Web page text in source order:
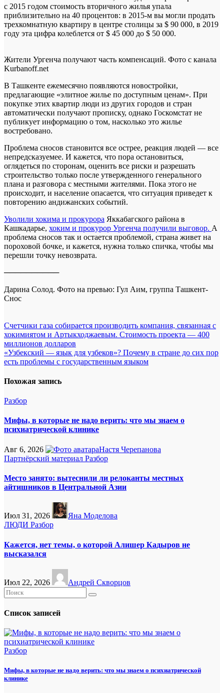
с 2015 годом стоимость вторичного жилья упала
приблизительно на 40 процентов: в 2015-м вы могли продать
трехкомнатную квартиру в центре столицы за $ 90 000, в 2019
году эта цифра колеблется от $ 45 000 до $ 50 000.
Жители Ургенча получают часть компенсаций. Фото с канала
Kurbanoff.net
В Ташкенте ежемесячно появляются новостройки,
предлагающие «элитное жилье по доступным ценам». При
покупке этих квартир люди из других городов и стран
автоматически получают прописку, однако Госкомстат не
публикует информацию о том, насколько это жилье
востребовано.
Проблема сносов становится все острее, реакция людей — все
непредсказуемее. И кажется, что пора остановиться,
оглядеться по сторонам, оценить все риски и разрешать
строительство только после утвержденного генерального
плана и разговора с местными жителями. Пока этого не
происходит, и население опасается, что ситуация приведет к
повторению андижанских событий.
Уволили хокима и прокурора Яккабагского района в
Кашкадарье, хоким и прокурор Ургенча получили выговор. А
проблема сносов так и остается проблемой, страна живет на
пороховой бочке, и кажется, нужна только спичка, чтобы мы
перешли точку невозврата.
──────────
Дарина Солод. Фото на превью: Гул Аим, группа Ташкент-
Снос
Навигация
по
записям
Счетчики газа собирается производить компания, связанная с
хокимиятом и Артыкходжаевым. Стоимость проекта — 400
миллионов долларов
«Узбекский — язык для узбеков»? Почему в стране до сих пор
есть проблемы с государственным языком
Похожая запись
Разбор
Мифы, в которые не надо верить: что мы знаем о
психиатрической клинике
Авг 6, 2026
Настя Черепанова
Партнёрский материал Разбор
Место занято: вытеснили ли релоканты местных
айтишников в Центральной Азии
Июл 31, 2026
Яна Моделова
ЛЮДИ Разбор
Кажется, нет темы, о которой Алишер Кадыров не
высказался
Июл 22, 2026 Андрей Скворцов
Список записей
Разбор
Мифы, в которые не надо верить: что мы знаем о психиатрической
клинике